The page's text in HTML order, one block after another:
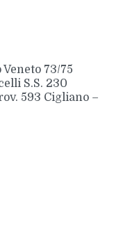
73/75
S.S. 230
593 Cigliano –